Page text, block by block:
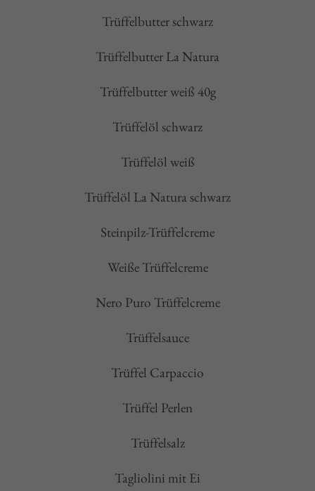
Trüffelbutter schwarz
Trüffelbutter La Natura
Trüffelbutter weiß 40g
Trüffelöl schwarz
Trüffelöl weiß
Trüffelöl La Natura schwarz
Steinpilz-Trüffelcreme
Weiße Trüffelcreme
Nero Puro Trüffelcreme
Trüffelsauce
Trüffel Carpaccio
Trüffel Perlen
Trüffelsalz
Tagliolini mit Ei